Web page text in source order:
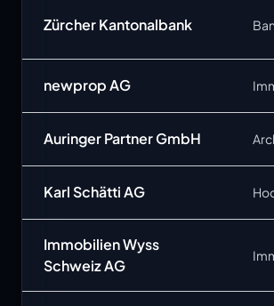
Zürcher Kantonalbank
newprop AG
Auringer Partner GmbH
Karl Schätti AG
Immobilien Wyss
Schweiz AG